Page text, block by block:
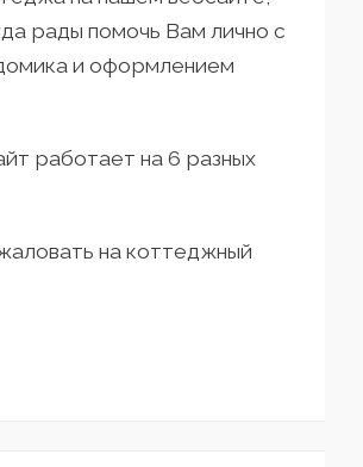
рады помочь Вам лично с
и оформлением
работает на 6 разных
на коттеджный